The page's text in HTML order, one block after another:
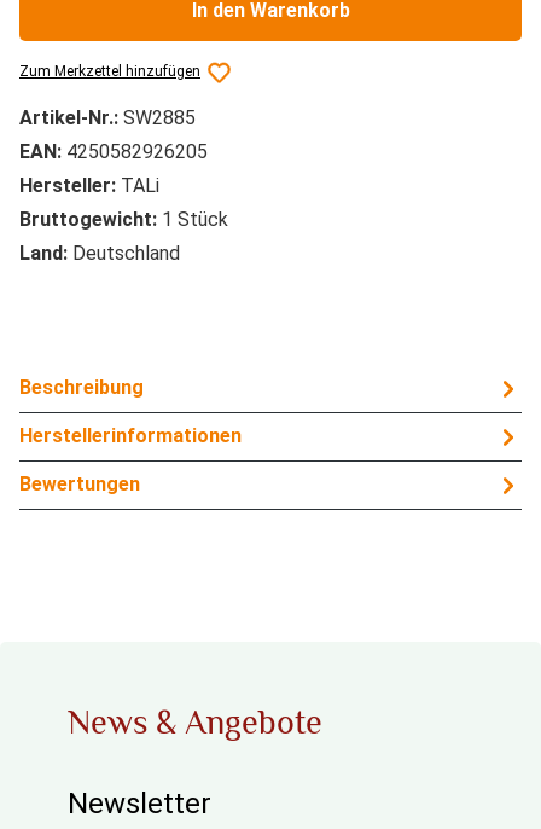
In den Warenkorb
Zum Merkzettel hinzufügen
Artikel-Nr.: SW2885
EAN: 4250582926205
Hersteller: TALi
Bruttogewicht: 1 Stück
Land: Deutschland
Beschreibung
Herstellerinformationen
Bewertungen
News & Angebote
Newsletter